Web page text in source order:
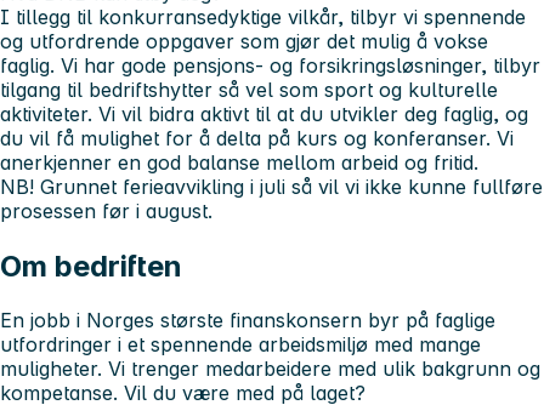
I tillegg til konkurransedyktige vilkår, tilbyr vi spennende
og utfordrende oppgaver som gjør det mulig å vokse
faglig. Vi har gode pensjons- og forsikringsløsninger, tilbyr
tilgang til bedriftshytter så vel som sport og kulturelle
aktiviteter. Vi vil bidra aktivt til at du utvikler deg faglig, og
du vil få mulighet for å delta på kurs og konferanser. Vi
anerkjenner en god balanse mellom arbeid og fritid.
NB! Grunnet ferieavvikling i juli så vil vi ikke kunne fullføre
prosessen før i august.
Om bedriften
En jobb i Norges største finanskonsern byr på faglige
utfordringer i et spennende arbeidsmiljø med mange
muligheter. Vi trenger medarbeidere med ulik bakgrunn og
kompetanse. Vil du være med på laget?